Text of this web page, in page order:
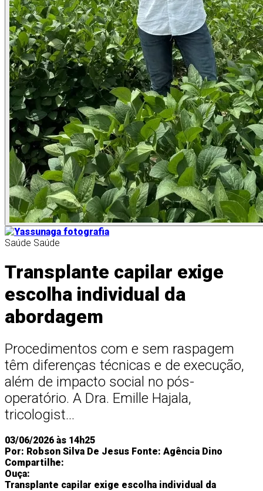
Saúde Saúde
Transplante capilar exige
escolha individual da
abordagem
Procedimentos com e sem raspagem
têm diferenças técnicas e de execução,
além de impacto social no pós-
operatório. A Dra. Emille Hajala,
tricologist...
03/06/2026 às 14h25
Por: Robson Silva De Jesus Fonte: Agência Dino
Compartilhe:
Ouça:
Transplante capilar exige escolha individual da